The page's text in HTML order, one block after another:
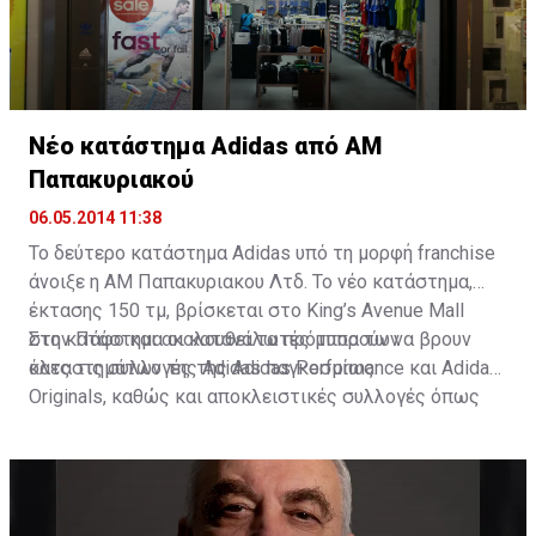
λανθασμένη εντύπωση. Ως εκ τούτου επιφυλάσσει όλα
τα νόμιμα της δικαιώματα», καταλήγει η ανακοίνωση.
Νέο κατάστημα Adidas από ΑΜ
Παπακυριακού
06.05.2014 11:38
Το δεύτερο κατάστημα Adidas υπό τη μορφή franchise
άνοιξε η ΑΜ Παπακυριακου Λτδ. Το νέο κατάστημα,
έκτασης 150 τμ, βρίσκεται στο King’s Avenue Mall
στην Πάφο και ακολουθεί τα πρότυπα των
καταστημάτων της Adidas παγκοσμίως.
Στο κατάστημα οι καταναλωτές μπορούν να βρουν
όλες τις συλλογές της Adidas Performance και Adidas
Originals, καθώς και αποκλειστικές συλλογές όπως